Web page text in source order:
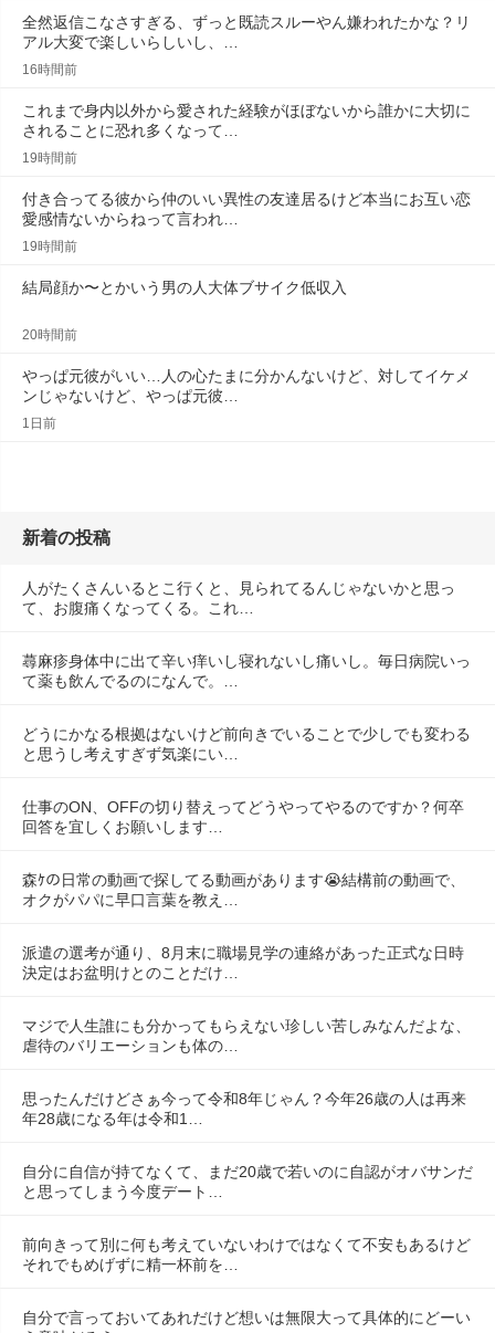
全然返信こなさすぎる、ずっと既読スルーやん嫌われたかな？リ
アル大変で楽しいらしいし、…
16時間前
これまで身内以外から愛された経験がほぼないから誰かに大切に
されることに恐れ多くなって…
19時間前
付き合ってる彼から仲のいい異性の友達居るけど本当にお互い恋
愛感情ないからねって言われ…
19時間前
結局顔か〜とかいう男の人大体ブサイク低収入
20時間前
やっぱ元彼がいい…人の心たまに分かんないけど、対してイケメ
ンじゃないけど、やっぱ元彼…
1日前
新着の投稿
人がたくさんいるとこ行くと、見られてるんじゃないかと思っ
て、お腹痛くなってくる。これ…
蕁麻疹身体中に出て辛い痒いし寝れないし痛いし。毎日病院いっ
て薬も飲んでるのになんで。…
どうにかなる根拠はないけど前向きでいることで少しでも変わる
と思うし考えすぎず気楽にい…
仕事のON、OFFの切り替えってどうやってやるのですか？何卒
回答を宜しくお願いします…
森ｹの日常の動画で探してる動画があります😭結構前の動画で、
オクがパパに早口言葉を教え…
派遣の選考が通り、8月末に職場見学の連絡があった正式な日時
決定はお盆明けとのことだけ…
マジで人生誰にも分かってもらえない珍しい苦しみなんだよな、
虐待のバリエーションも体の…
思ったんだけどさぁ今って令和8年じゃん？今年26歳の人は再来
年28歳になる年は令和1…
自分に自信が持てなくて、まだ20歳で若いのに自認がオバサンだ
と思ってしまう今度デート…
前向きって別に何も考えていないわけではなくて不安もあるけど
それでもめげずに精一杯前を…
自分で言っておいてあれだけど想いは無限大って具体的にどーい